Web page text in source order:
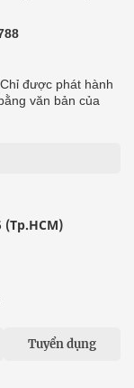
được phát hành
văn bản của
(Tp.HCM)
Tuyển dụng